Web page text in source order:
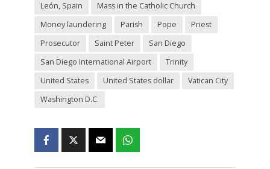
León, Spain
Mass in the Catholic Church
Money laundering
Parish Pope
Priest
Prosecutor
Saint Peter
San Diego
San Diego International Airport
Trinity
United States
United States dollar
Vatican City
Washington D.C.